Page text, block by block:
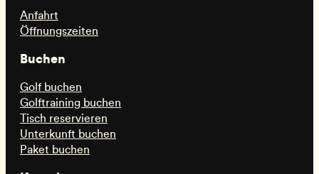
Anfahrt
Öffnungszeiten
Buchen
Golf buchen
Golftraining buchen
Tisch reservieren
Unterkunft buchen
Paket buchen